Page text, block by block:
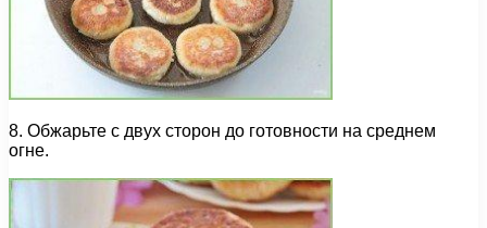
8. Обжарьте с двух сторон до готовности на среднем
огне.